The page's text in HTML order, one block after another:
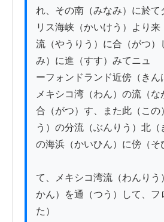
れ、その南（みなみ）に於て
リス海峡（かいけう）より
流（やうりう）に合（がつ）
み）に進（すす）みてニュ
ーフォンドランド近傍（きん
メキシコ湾（わん）の流（な
合（がつ）す、また此（この
う）の分流（ぶんりう）北（
の海浜（かいひん）に傍（そ
て、メキシコ湾流（わんりう
かん）を通（つう）して、フ
た）